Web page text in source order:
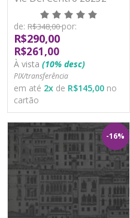
Vinílico Lavável
de: R$348,00por:
R$290,00
R$261,00
À vista (10% desc)
PIX/transferência
em até 2x de R$145,00 no
cartão
-16%